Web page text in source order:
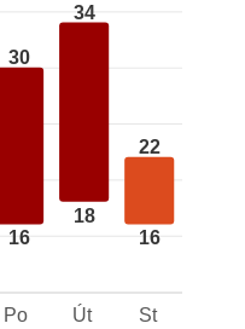
30
16
34
18
22
16
Po Út St